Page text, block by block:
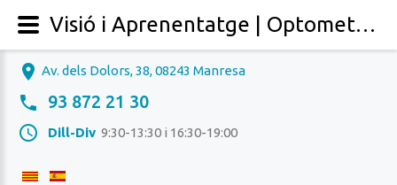
Av. dels Dolors, 38, 08243 Manresa
93 872 21 30
Dill-Div 9:30-13:30 i 16:30-19:00
Visió i Aprenentatge | Optometria i Teràpia Visual | Neurovisió, Manresa (Bages), Barcelona